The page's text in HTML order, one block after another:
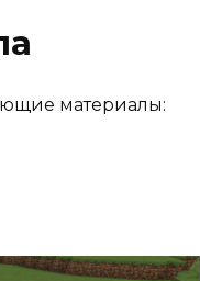
материалы: